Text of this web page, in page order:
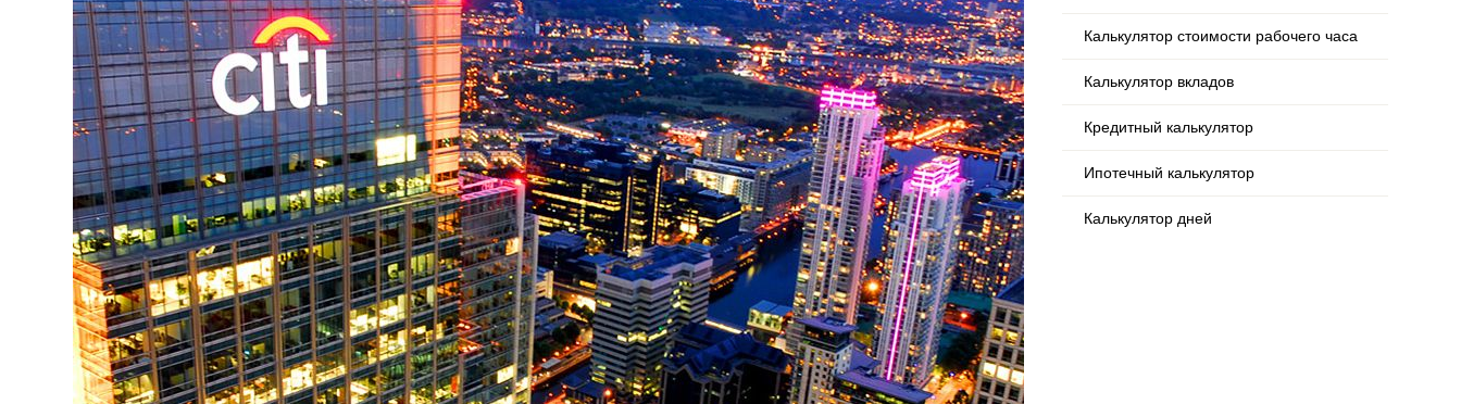
Калькулятор стоимости рабочего часа
Калькулятор вкладов
Кредитный калькулятор
Ипотечный калькулятор
Калькулятор дней